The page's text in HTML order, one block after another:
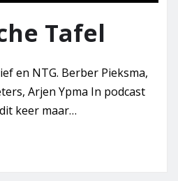
Tafel
en NTG. Berber Pieksma,
Arjen Ypma In podcast
keer maar…